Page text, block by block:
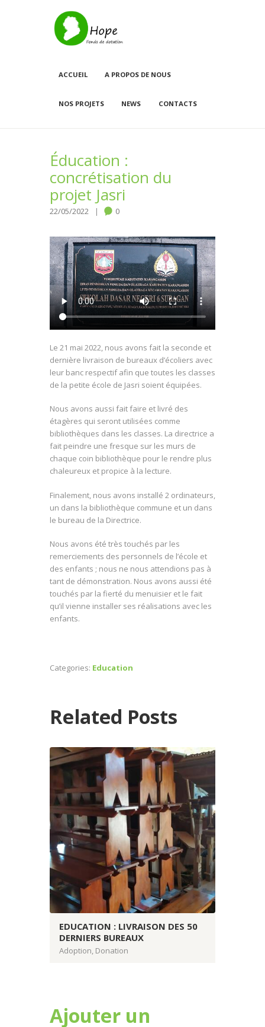
ACCUEIL A PROPOS DE NOUS
NOS PROJETS NEWS CONTACTS
Éducation :
concrétisation du
projet Jasri
22/05/2022 0
Le 21 mai 2022, nous avons fait la seconde et
dernière livraison de bureaux d’écoliers avec
leur banc respectif afin que toutes les classes
de la petite école de Jasri soient équipées.
Nous avons aussi fait faire et livré des
étagères qui seront utilisées comme
bibliothèques dans les classes. La directrice a
fait peindre une fresque sur les murs de
chaque coin bibliothèque pour le rendre plus
chaleureux et propice à la lecture.
Finalement, nous avons installé 2 ordinateurs,
un dans la bibliothèque commune et un dans
le bureau de la Directrice.
Nous avons été très touchés par les
remerciements des personnels de l’école et
des enfants ; nous ne nous attendions pas à
tant de démonstration. Nous avons aussi été
touchés par la fierté du menuisier et le fait
qu’il vienne installer ses réalisations avec les
enfants.
Categories: Education
Related Posts
EDUCATION : LIVRAISON DES 50
DERNIERS BUREAUX
Adoption, Donation
Ajouter un